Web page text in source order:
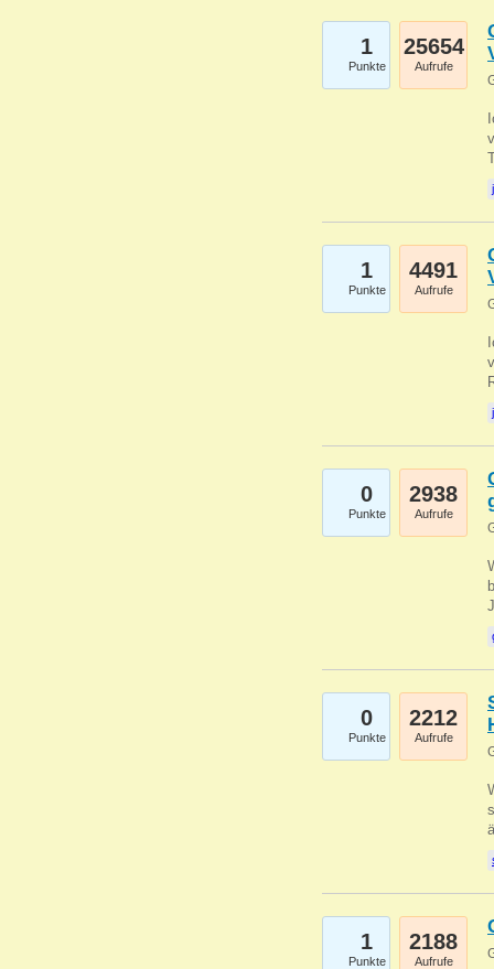
1
Punkte
25654
Aufrufe
1
Punkte
4491
Aufrufe
0
Punkte
2938
Aufrufe
0
Punkte
2212
Aufrufe
1
Punkte
2188
Aufrufe